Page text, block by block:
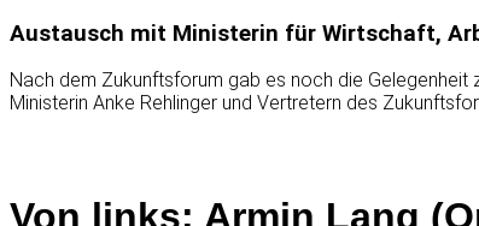
Austausch mit Ministerin für Wirtschaft,
Nach dem Zukunftsforum gab es noch die
Ministerin Anke Rehlinger und Vertretern des
Von links: Armin Lang